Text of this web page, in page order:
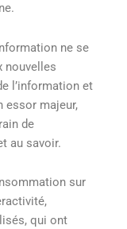
ne se
nouvelles
l’information et
essor majeur,
de
au savoir.
sur
qui ont